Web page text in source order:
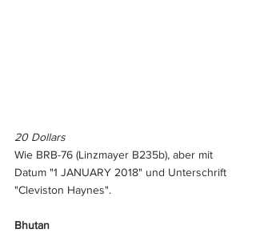
20 Dollars
Wie BRB-76 (Linzmayer B235b), aber mit
Datum "1 JANUARY 2018" und Unterschrift
"Cleviston Haynes".
Bhutan